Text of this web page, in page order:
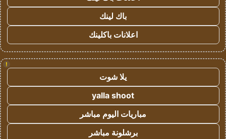
باك لينك
اعلانات باكلينك
!
يلا شوت
yalla shoot
مباريات اليوم مباشر
برشلونة مباشر